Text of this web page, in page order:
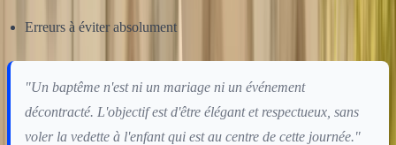
Erreurs à éviter absolument
"Un baptême n'est ni un mariage ni un événement
décontracté. L'objectif est d'être élégant et respectueux, sans
voler la vedette à l'enfant qui est au centre de cette journée."